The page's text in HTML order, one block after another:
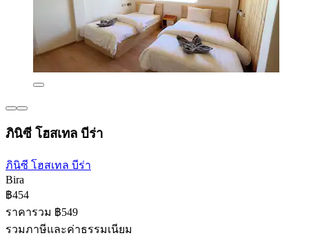
ภินิซี โฮสเทล บีร่า
ภินิซี โฮสเทล บีร่า
Bira
฿454
ราคารวม ฿549
รวมภาษีและค่าธรรมเนียม